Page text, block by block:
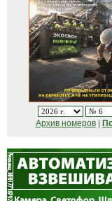
Архив номеров|